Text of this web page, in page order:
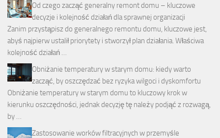
Od czego zacząć generalny remont domu – kluczowe
decyzje i kolejność działań dla sprawnej organizacji
Zanim przystąpisz do generalnego remontu domu, kluczowe jest,
abyś najpierw ustalił priorytety i stworzył plan działania. Właściwa
kolejność działań …
Obniżanie temperatury w starym domu: kiedy warto
zacząć, by oszczędzać bez ryzyka wilgoci i dyskomfortu
Obniżanie temperatury w starym domu to kluczowy krok w
kierunku oszczędności, jednak decyzję tę należy podjąć z rozwagą,
by …
Zastosowanie worków filtracyjnych w przemyśle